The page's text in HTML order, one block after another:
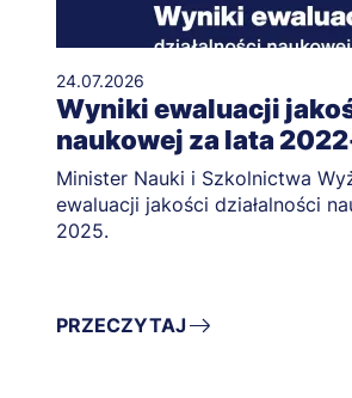
24.07.2026
Wyniki ewaluacji
naukowej za lata
Minister Nauki i Szkolnictwa
ewaluacji jakości działalności
2025.
PRZECZYTAJ